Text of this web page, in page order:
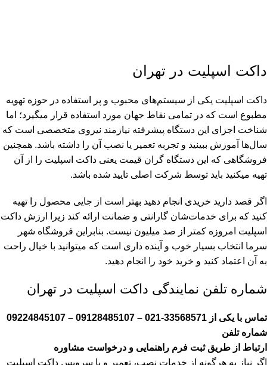
داکت اسپلیت در تهران
داکت اسپلیت یکی از سیستم‌های محبوب و پر استفاده در حوزه تهویه
مطبوع است که در تمامی نقاط جهان مورد استفاده قرار میگیرد؛ اما
شناخت اجزای این دستگاه پیشرفته نیازمند نیروی متخصصی است که
سال‌ها آموزش ببینید و تجربه تعمیر یا نصب آن را داشته باشد. همچنین
فروشگاهی که این دستگاه گران قیمت یعنی داکت اسپلیت را از آن
تهیه میکنید باید توسط شرکت اصلی تایید شده باشد.
اگر قصد دارید خریدی انجام دهید بهتر است از جایی محصول را تهیه
کنید که برای خدمات‌شان گارانتی و ضمانت ارائه کند زیرا ارزش داکت
اسپلیت امروزه کمتر از صد میلیون نیست. بنابر‌این فروشگاه شهر
سرما انتخاب بسیار خوب و آینده داری است که میتوانید با خیال راحت
به آن اعتماد کنید و خرید خود را انجام دهید.
شماره تلفن نمایندگی داکت اسپلیت در تهران
تماس با یکی از 33568571-021 – 09128485107 – 09224845107
شماره تلفن
ارتباط از طریق ثبت فرم راهنمایی و درخواست مشاوره
اگر نیاز به هرگونه از خدمات نصب، تعمیر و یا سرویس داکت اسپلیت